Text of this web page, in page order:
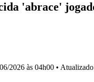
'abrace'
2026 às 04h00 • Atualizado